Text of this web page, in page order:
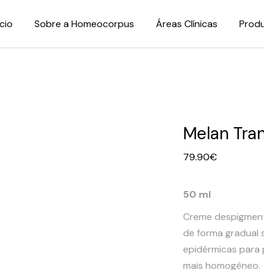
Sobre a Homeocorpus Áreas Clínicas
Melan
79.90€
50 ml
Creme
de forma gradual
epidérmicas
mais homogêneo.